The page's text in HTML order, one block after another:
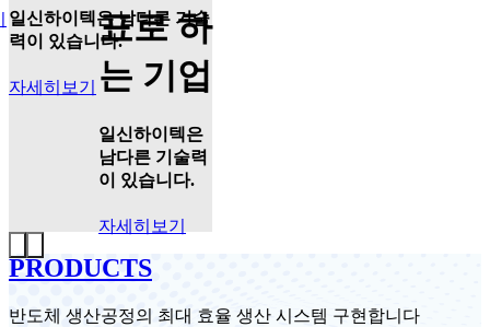
일신하이텍 은 남다른 기술
력이 있습니다.
자세히보기
표로 하
는 기업
일신하이텍 은
남다른 기술력
이 있습니다.
자세히보기
PRODUCTS
반도체 생산공정의 최대 효율 생산 시스템 구현합니다